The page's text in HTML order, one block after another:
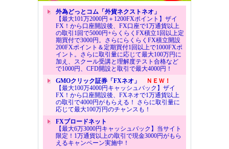
外為どっとコム「外貨ネクストネオ」
【最大101万2000円＋1200FXポイント】ザイ
FX！から口座開設後、FX口座で1万通貨以上
の取引1回で5000円+らくらくFX積立1回以上定
期買付で3000円。さらにらくらくFX積立開設
200FXポイント＆定期買付1回以上で1000FXポ
イント。さらに取引量に応じて最大100万円に
加え、スクール受講と理解度テスト合格など
で1000円、CFD開設と取引で最大4000円！
GMOクリック証券「FXネオ」
ＮＥＷ！
【最大100万4000円キャッシュバック】ザイ
FX！から口座開設後、FXネオで1万通貨以上
の取引で4000円がもらえる！ さらに取引量に
応じて最大100万円のチャンスも！
FXブロードネット
【最大6万3000円キャッシュバック】当サイト
限定！1万通貨以上の取引で現金3000円がもら
えるキャンペーン実施中！